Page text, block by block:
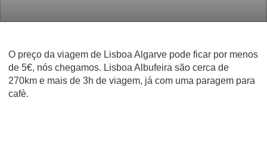
O preço da viagem de Lisboa Algarve pode ficar por menos
de 5€, nós chegamos. Lisboa Albufeira são cerca de
270km e mais de 3h de viagem, já com uma paragem para
cafè.